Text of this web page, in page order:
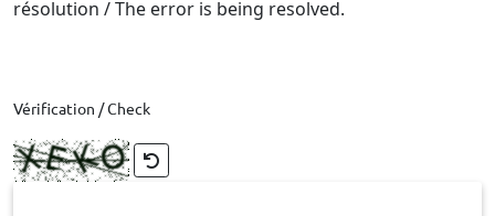
résolution / The error is being resolved.
Vérification / Check